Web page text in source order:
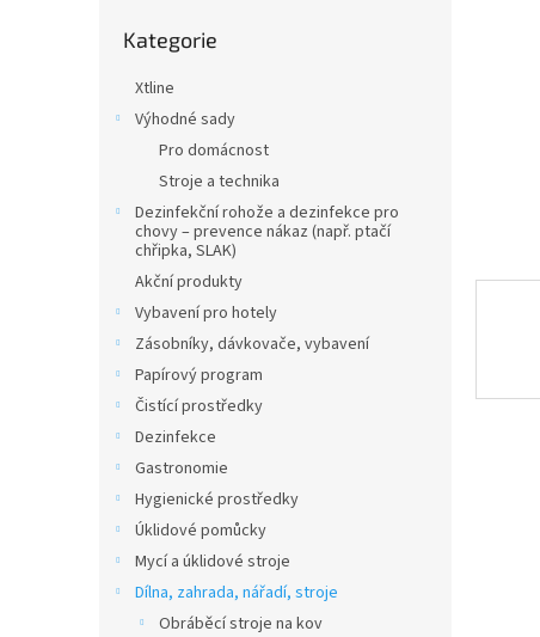
kategorie
Kategorie
Xtline
Výhodné sady
Pro domácnost
Stroje a technika
Dezinfekční rohože a dezinfekce pro
chovy – prevence nákaz (např. ptačí
chřipka, SLAK)
Akční produkty
Vybavení pro hotely
Zásobníky, dávkovače, vybavení
Papírový program
Čistící prostředky
Dezinfekce
Gastronomie
Hygienické prostředky
Úklidové pomůcky
Mycí a úklidové stroje
Dílna, zahrada, nářadí, stroje
Obráběcí stroje na kov